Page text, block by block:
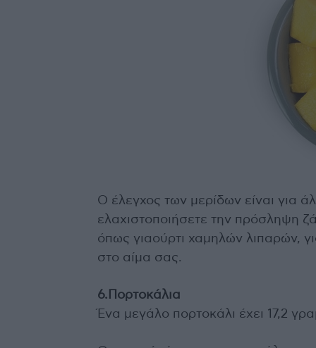
Ο έλεγχος των μερίδων είναι για
ελαχιστοποιήσετε την πρόσληψη
όπως γιαούρτι χαμηλών λιπαρών,
στο αίμα σας.
6.Πορτοκάλια
Ένα μεγάλο πορτοκάλι έχει 17,2